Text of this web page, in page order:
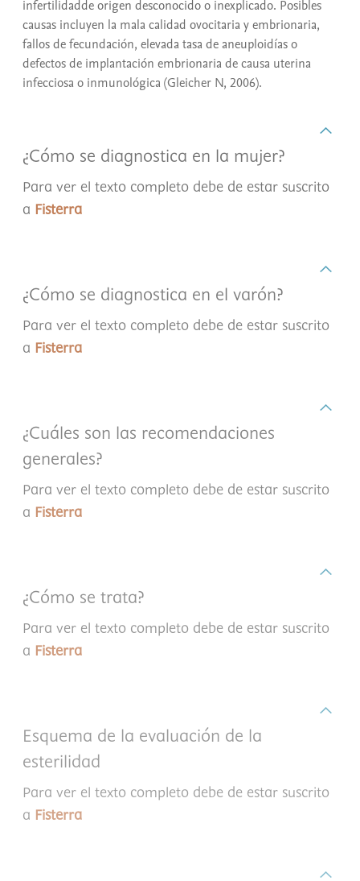
infertilidadde origen desconocido o inexplicado. Posibles
causas incluyen la mala calidad ovocitaria y embrionaria,
fallos de fecundación, elevada tasa de aneuploidías o
defectos de implantación embrionaria de causa uterina
infecciosa o inmunológica (Gleicher N, 2006).
¿Cómo se diagnostica en la mujer?
Para ver el texto completo debe de estar suscrito
a Fisterra
¿Cómo se diagnostica en el varón?
Para ver el texto completo debe de estar suscrito
a Fisterra
¿Cuáles son las recomendaciones
generales?
Para ver el texto completo debe de estar suscrito
a Fisterra
¿Cómo se trata?
Para ver el texto completo debe de estar suscrito
a Fisterra
Esquema de la evaluación de la
esterilidad
Para ver el texto completo debe de estar suscrito
a Fisterra